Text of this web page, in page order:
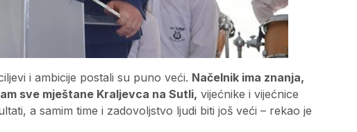
i ambicije postali su puno veći. Načelnik ima znanja,
sve mještane Kraljevca na Sutli, vijećnike i vijećnice
a samim time i zadovoljstvo ljudi biti još veći – rekao je